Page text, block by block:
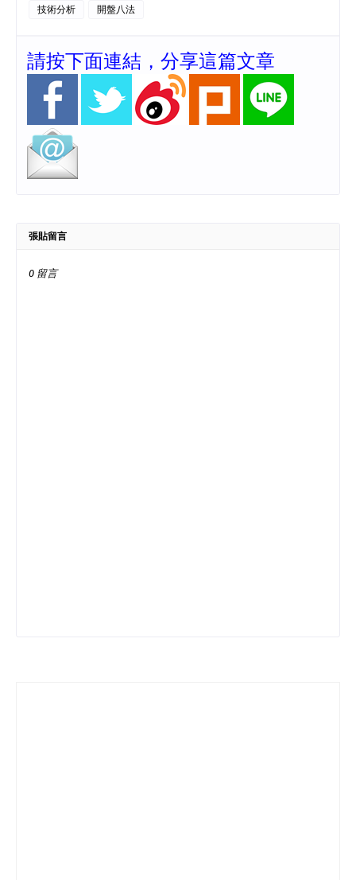
技術分析 開盤八法
請按下面連結，分享這篇文章
張貼留言
0 留言